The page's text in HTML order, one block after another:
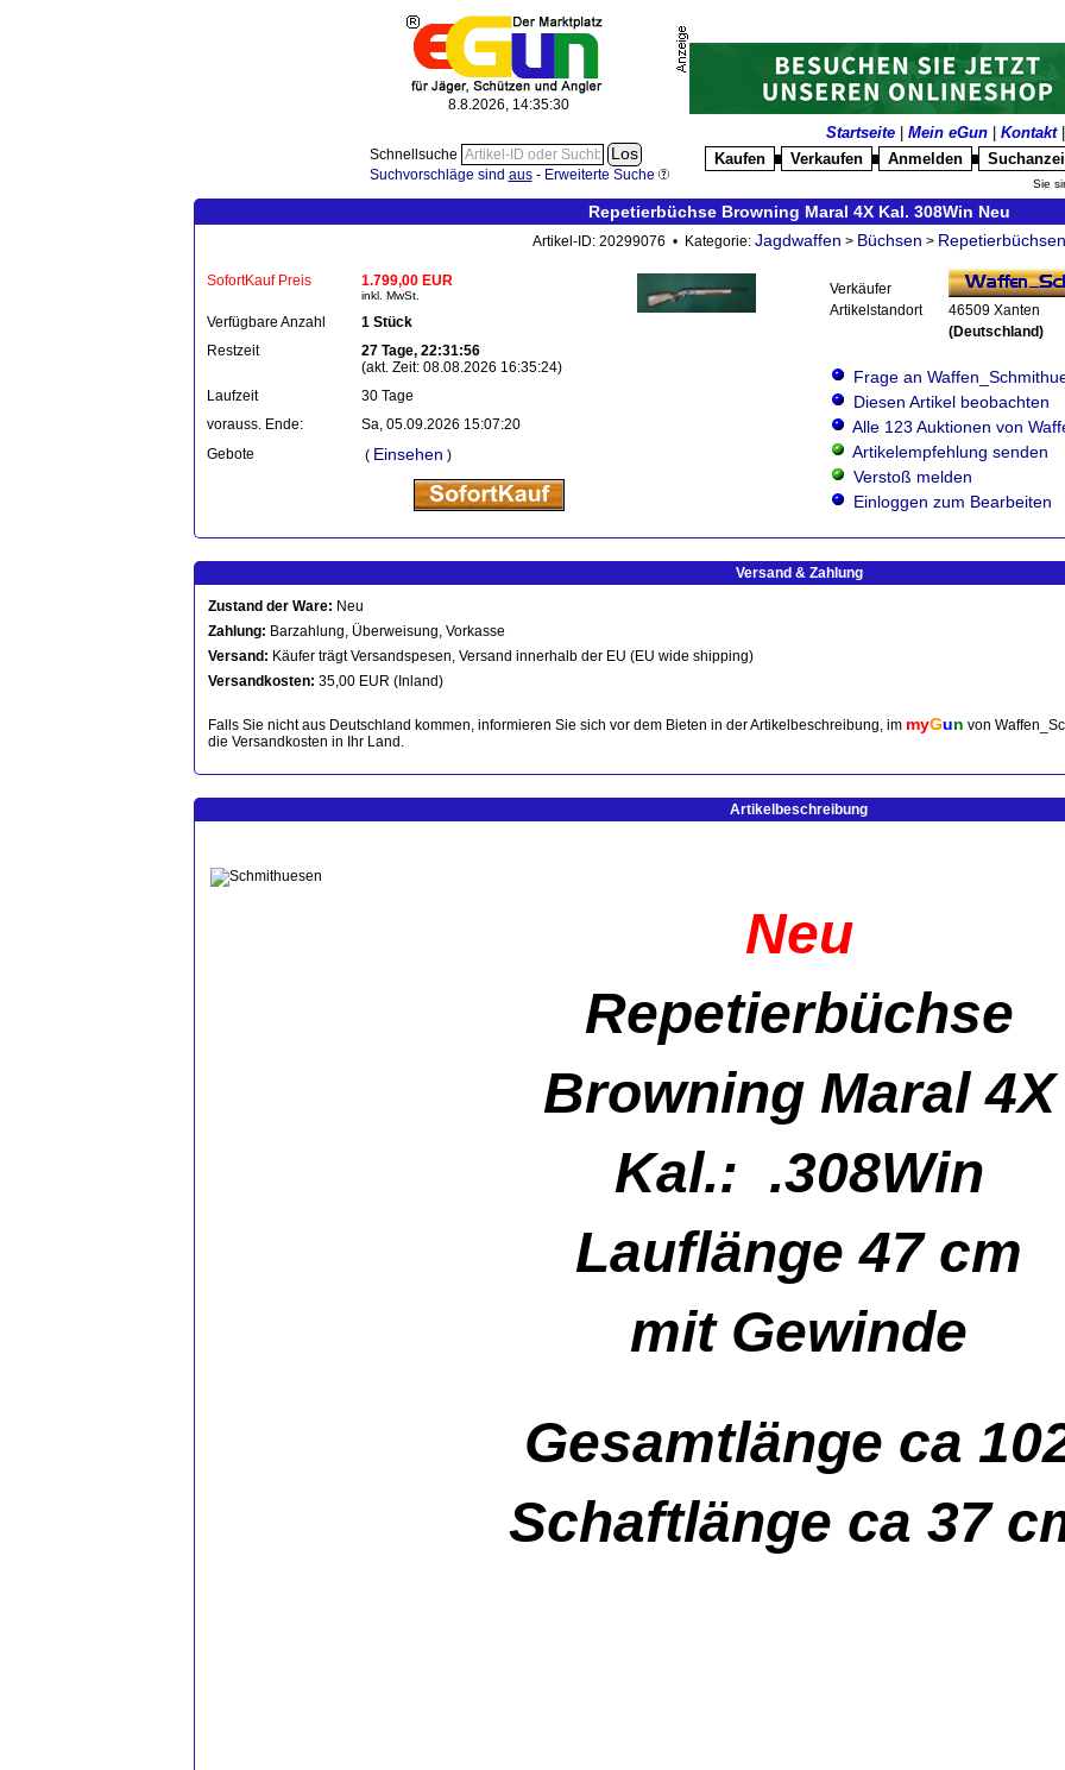
8.8.2026, 14:35:31
Schnellsuche
Suchvorschläge sind aus- Erweiterte Suche
Startseite Mein eGun Kontakt
Kaufen
Verkaufen Anmelden
Sie
Repetierbüchse Browning Maral 4X Kal. 308Win Neu
Artikel-ID: 20299076 • Kategorie: Jagdwaffen > Büchsen > Repetierbüchsen
SofortKauf Preis 1.799,00 EUR
inkl. MwSt.
Verfügbare Anzahl
1 Stück
Restzeit
27 Tage, 22:31:56
(akt. Zeit: 08.08.2026 16:35:24)
Laufzeit
30 Tage
vorauss. Ende:
Sa, 05.09.2026 15:07:20
Gebote
( Einsehen )
Verkäufer
Artikelstandort
46509 Xanten
(Deutschland)
Frage an
Diesen Artikel beobachten
Alle 123 Auktionen von
Artikelempfehlung senden
Verstoß melden
Einloggen zum Bearbeiten
Versand & Zahlung
Zustand der Ware: Neu
Zahlung: Barzahlung, Überweisung, Vorkasse
Versand: Käufer trägt Versandspesen, Versand innerhalb der EU (EU wide shipping)
Versandkosten: 35,00 EUR (Inland)
Falls Sie nicht aus Deutschland kommen, informieren Sie sich vor dem Bieten in der Artikelbeschreibung, im myGun von
die Versandkosten in Ihr Land.
Artikelbeschreibung
Neu
Repetierbüchse
Browning Maral 4X
Kal.: .308Win
Lauflänge 47 cm
mit Gewinde
Gesamtlänge ca
Schaftlänge ca 37